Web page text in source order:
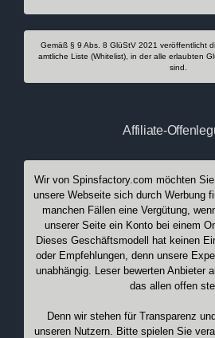
Gemäß § 9 Abs. 8 GlüStV 2021 veröffentlicht
amtliche Liste (Whitelist), in der alle erlaubten
sind.
Affiliate-
Wir von Spinsfactory.com möchten
unsere Webseite sich durch Werbung
manchen Fällen eine Vergütung,
unserer Seite ein Konto bei einem
Dieses Geschäftsmodell hat keinen
oder Empfehlungen, denn unsere
unabhängig. Leser bewerten Anbieter
das allen offen
Denn wir stehen für Transparenz
unseren Nutzern. Bitte spielen Sie